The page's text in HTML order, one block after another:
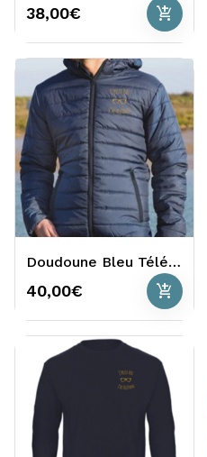
38,00€ add_shopping_cart
Doudoune Bleu Téléthon
40,00€ add_shopping_cart